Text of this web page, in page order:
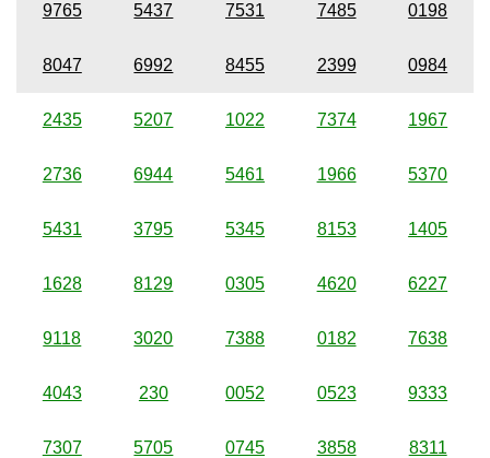
9765 5437 7531 7485 0198
8047 6992 8455 2399 0984
2435 5207 1022 7374 1967
2736 6944 5461 1966 5370
5431 3795 5345 8153 1405
1628 8129 0305 4620 6227
9118 3020 7388 0182 7638
4043 230 0052 0523 9333
7307 5705 0745 3858 8311